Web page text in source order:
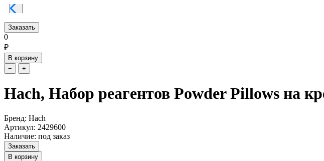
Заказать
0
₽
В корзину
−
+
Hach, Набор реагентов Powder Pillows на
Бренд: Hach
Артикул: 2429600
Наличие: под заказ
Заказать
В корзину